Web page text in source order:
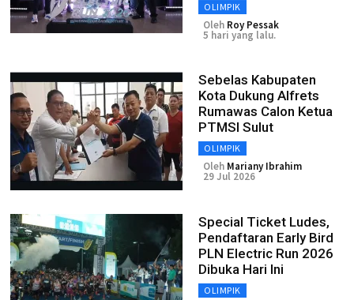
OLIMPIK
Oleh Roy Pessak
5 hari yang lalu.
Sebelas Kabupaten
Kota Dukung Alfrets
Rumawas Calon Ketua
PTMSI Sulut
OLIMPIK
Oleh Mariany Ibrahim
29 Jul 2026
Special Ticket Ludes,
Pendaftaran Early Bird
PLN Electric Run 2026
Dibuka Hari Ini
OLIMPIK